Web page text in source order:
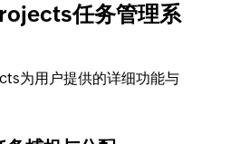
任务管理系
为用户提供的详细功能与